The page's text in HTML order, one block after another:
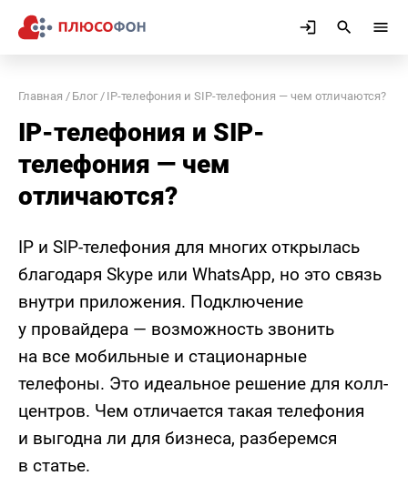
Главная Блог IP-телефония и SIP-телефония — чем отличаются?
IP-телефония и SIP-
телефония — чем
отличаются?
IP и SIP-телефония для многих открылась
благодаря Skype или WhatsApp, но это связь
внутри приложения. Подключение
у провайдера — возможность звонить
на все мобильные и стационарные
телефоны. Это идеальное решение для колл-
центров. Чем отличается такая телефония
и выгодна ли для бизнеса, разберемся
в статье.